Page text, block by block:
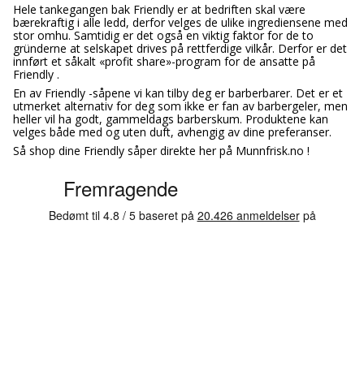
Hele tankegangen bak Friendly er at bedriften skal være
bærekraftig i alle ledd, derfor velges de ulike ingrediensene med
stor omhu. Samtidig er det også en viktig faktor for de to
gründerne at selskapet drives på rettferdige vilkår. Derfor er det
innført et såkalt «profit share»-program for de ansatte på
Friendly .
En av Friendly -såpene vi kan tilby deg er barberbarer. Det er et
utmerket alternativ for deg som ikke er fan av barbergeler, men
heller vil ha godt, gammeldags barberskum. Produktene kan
velges både med og uten duft, avhengig av dine preferanser.
Så shop dine Friendly såper direkte her på Munnfrisk.no !